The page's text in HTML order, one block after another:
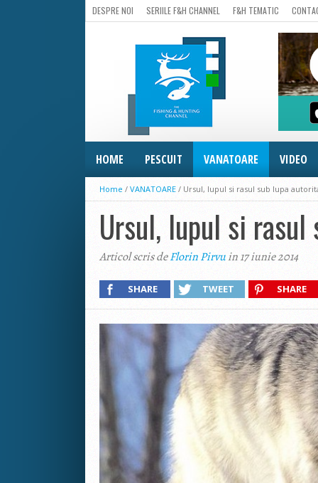
DESPRE NOI SERIILE F&H CHANNEL F&H TEMATIC
HOME PESCUIT VANATOARE VIDEO
Home / VANATOARE / Ursul, lupul si rasul sub lupa
Ursul, lupul si
Articol scris deFlorin Pirvuin 17 iunie 2014
SHARE TWEET SHARE